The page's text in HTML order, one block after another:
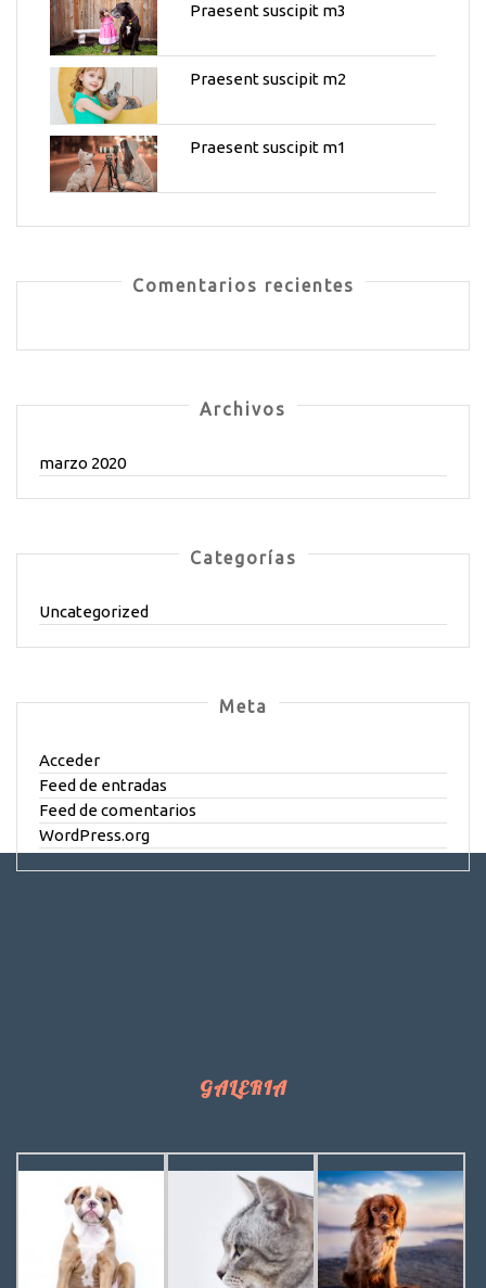
Praesent suscipit m3
Praesent suscipit m2
Praesent suscipit m1
Comentarios recientes
Archivos
marzo 2020
Categorías
Uncategorized
Meta
Acceder
Feed de entradas
Feed de comentarios
WordPress.org
GALERIA